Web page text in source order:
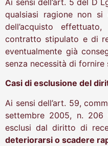
qualsiasi ragione non si
dell’acquisto
contratto stipulato e di
eventualmente già
senza necessità di fornire
Casi di esclusione del
Ai sensi dell’art. 59,
settembre 2005, n. 206
esclusi dal diritto di
deteriorarsi o scadere